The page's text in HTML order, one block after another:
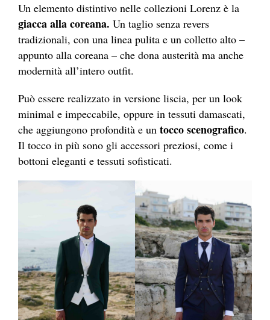
Un elemento distintivo nelle collezioni Lorenz è la
giacca alla coreana. Un taglio senza revers
tradizionali, con una linea pulita e un colletto alto –
appunto alla coreana – che dona austerità ma anche
modernità all’intero outfit.
Può essere realizzato in versione liscia, per un look
minimal e impeccabile, oppure in tessuti damascati,
che aggiungono profondità e un tocco scenografico.
Il tocco in più sono gli accessori preziosi, come i
bottoni eleganti e tessuti sofisticati.